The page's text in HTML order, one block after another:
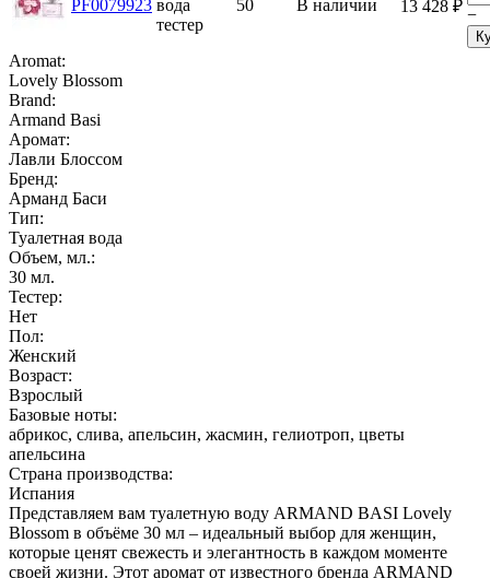
PF0079923 вода
тестер
50 В наличии 13 428 ₽ −
Aromat:
Lovely Blossom
Brand:
Armand Basi
Аромат:
Лавли Блоссом
Бренд:
Арманд Баси
Тип:
Туалетная вода
Объем, мл.:
30 мл.
Тестер:
Нет
Пол:
Женский
Возраст:
Взрослый
Базовые ноты:
абрикос, слива, апельсин, жасмин, гелиотроп, цветы
апельсина
Страна производства:
Испания
Представляем вам туалетную воду ARMAND BASI Lovely
Blossom в объёме 30 мл – идеальный выбор для женщин,
которые ценят свежесть и элегантность в каждом моменте
своей жизни. Этот аромат от известного бренда ARMAND